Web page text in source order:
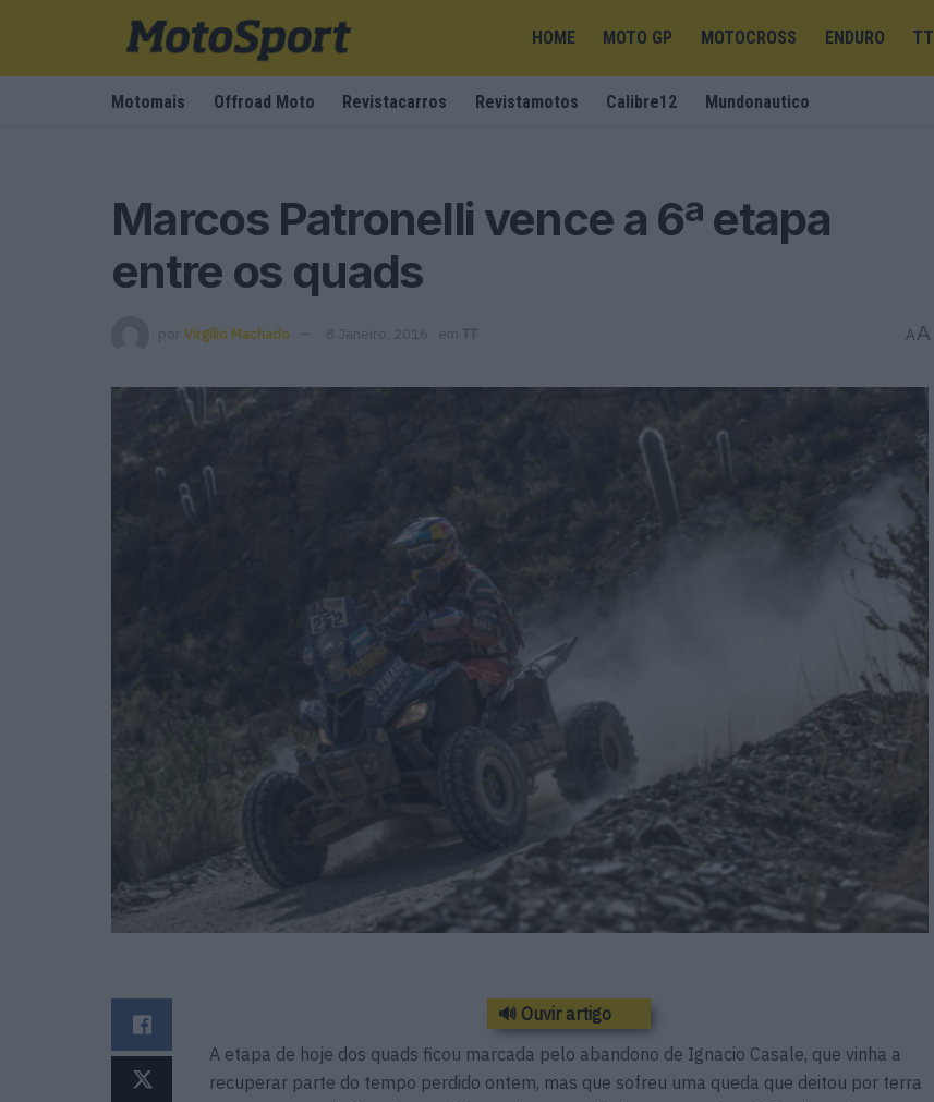
HOME MOTO GP MOTOCROSS ENDURO TT
Motomais Offroad Moto Revistacarros Revistamotos Calibre12 Mundonautico
Marcos Patronelli vence a 6ª etapa
entre os quads
por Virgílio Machado 8 Janeiro, 2016 em TT AA
🔊 Ouvir artigo
A etapa de hoje dos quads ficou marcada pelo abandono de Ignacio Casale, que vinha a
recuperar parte do tempo perdido ontem, mas que sofreu uma queda que deitou por terra